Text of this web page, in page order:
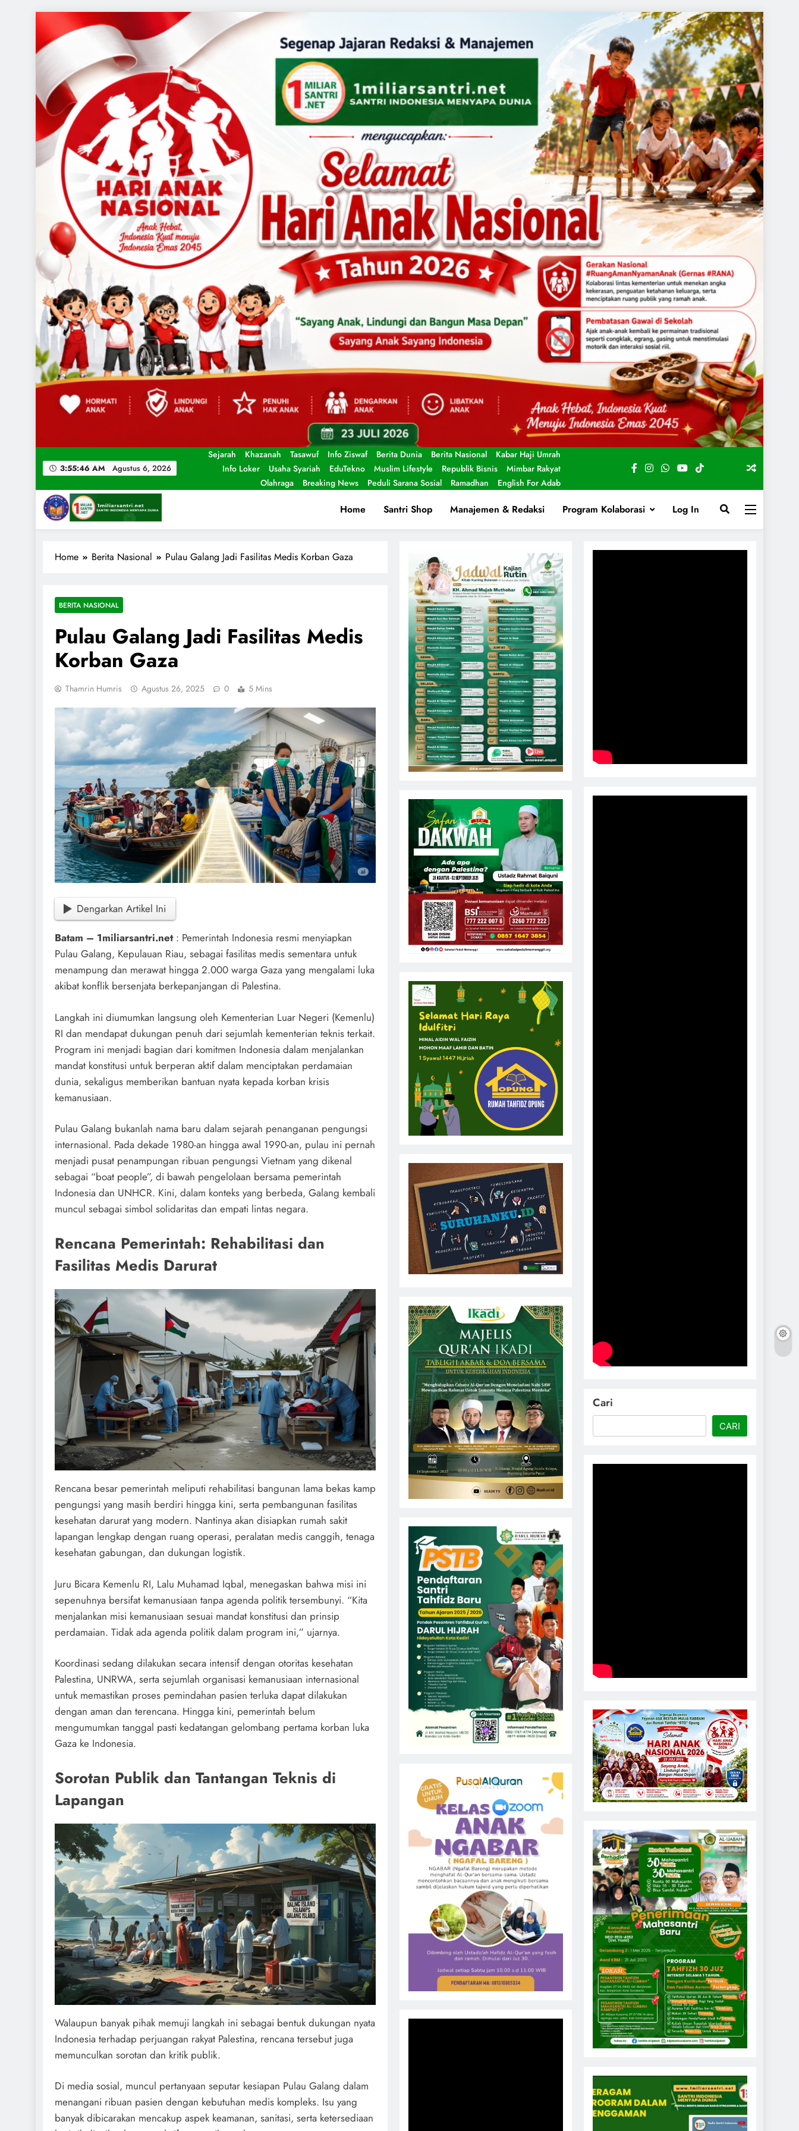
3:55:48 AM Agustus 6, 2026
Sejarah Khazanah Tasawuf Info Ziswaf Berita Dunia Berita Nasional
Kabar Haji Umrah
Info Loker
Usaha Syariah EduTekno Muslim Lifestyle Republik Bisnis
Mimbar Rakyat
Olahraga
Breaking News Peduli Sarana Sosial Ramadhan English For Adab
1miliarsantri.net
Home Santri Shop Manajemen & Redaksi Program Kolaborasi Log In
Home Berita Nasional Pulau Galang Jadi Fasilitas Medis Korban Gaza
BERITA NASIONAL
Pulau Galang Jadi Fasilitas Medis
Korban Gaza
Thamrin Humris Agustus 26, 2025 0 5 Mins
Dengarkan Artikel Ini
Batam – 1miliarsantri.net: Pemerintah Indonesia resmi menyiapkan
Pulau Galang, Kepulauan Riau, sebagai fasilitas medis sementara untuk
menampung dan merawat hingga 2.000 warga Gaza yang mengalami luka
akibat konflik bersenjata berkepanjangan di Palestina.
Langkah ini diumumkan langsung oleh Kementerian Luar Negeri (Kemenlu)
RI dan mendapat dukungan penuh dari sejumlah kementerian teknis terkait.
Program ini menjadi bagian dari komitmen Indonesia dalam menjalankan
mandat konstitusi untuk berperan aktif dalam menciptakan perdamaian
dunia, sekaligus memberikan bantuan nyata kepada korban krisis
kemanusiaan.
Pulau Galang bukanlah nama baru dalam sejarah penanganan pengungsi
internasional. Pada dekade 1980-an hingga awal 1990-an, pulau ini pernah
menjadi pusat penampungan ribuan pengungsi Vietnam yang dikenal
sebagai “boat people”, di bawah pengelolaan bersama pemerintah
Indonesia dan UNHCR. Kini, dalam konteks yang berbeda, Galang kembali
muncul sebagai simbol solidaritas dan empati lintas negara.
Rencana Pemerintah: Rehabilitasi dan
Fasilitas Medis Darurat
Rencana besar pemerintah meliputi rehabilitasi bangunan lama bekas kamp
pengungsi yang masih berdiri hingga kini, serta pembangunan fasilitas
kesehatan darurat yang modern. Nantinya akan disiapkan rumah sakit
lapangan lengkap dengan ruang operasi, peralatan medis canggih, tenaga
kesehatan gabungan, dan dukungan logistik.
Juru Bicara Kemenlu RI, Lalu Muhamad Iqbal, menegaskan bahwa misi ini
sepenuhnya bersifat kemanusiaan tanpa agenda politik tersembunyi. “Kita
menjalankan misi kemanusiaan sesuai mandat konstitusi dan prinsip
perdamaian. Tidak ada agenda politik dalam program ini,” ujarnya.
Koordinasi sedang dilakukan secara intensif dengan otoritas kesehatan
Palestina, UNRWA, serta sejumlah organisasi kemanusiaan internasional
untuk memastikan proses pemindahan pasien terluka dapat dilakukan
dengan aman dan terencana. Hingga kini, pemerintah belum
mengumumkan tanggal pasti kedatangan gelombang pertama korban luka
Gaza ke Indonesia.
Sorotan Publik dan Tantangan Teknis di
Lapangan
Walaupun banyak pihak memuji langkah ini sebagai bentuk dukungan nyata
Indonesia terhadap perjuangan rakyat Palestina, rencana tersebut juga
memunculkan sorotan dan kritik publik.
Di media sosial, muncul pertanyaan seputar kesiapan Pulau Galang dalam
menangani ribuan pasien dengan kebutuhan medis kompleks. Isu yang
banyak dibicarakan mencakup aspek keamanan, sanitasi, serta ketersediaan
Cari
CARI